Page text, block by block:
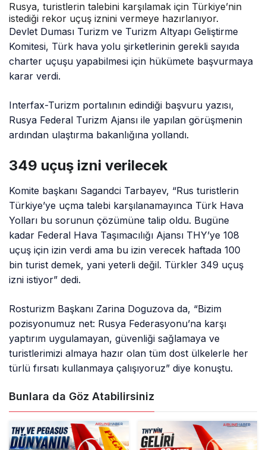
Rusya, turistlerin talebini karşılamak için Türkiye’nin
istediği rekor uçuş iznini vermeye hazırlanıyor.
Devlet Duması Turizm ve Turizm Altyapı Geliştirme
Komitesi, Türk hava yolu şirketlerinin gerekli sayıda
charter uçuşu yapabilmesi için hükümete başvurmaya
karar verdi.
Interfax-Turizm portalının edindiği başvuru yazısı,
Rusya Federal Turizm Ajansı ile yapılan görüşmenin
ardından ulaştırma bakanlığına yollandı.
349 uçuş izni verilecek
Komite başkanı Sagandci Tarbayev, “Rus turistlerin
Türkiye’ye uçma talebi karşılanamayınca Türk Hava
Yolları bu sorunun çözümüne talip oldu. Bugüne
kadar Federal Hava Taşımacılığı Ajansı THY’ye 108
uçuş için izin verdi ama bu izin verecek haftada 100
bin turist demek, yani yeterli değil. Türkler 349 uçuş
izni istiyor” dedi.
Rosturizm Başkanı Zarina Doguzova da, “Bizim
pozisyonumuz net: Rusya Federasyonu’na karşı
yaptırım uygulamayan, güvenliği sağlamaya ve
turistlerimizi almaya hazır olan tüm dost ülkelerle her
türlü fırsatı kullanmaya çalışıyoruz” diye konuştu.
Bunlara da Göz Atabilirsiniz